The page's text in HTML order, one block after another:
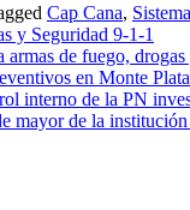
Cap Cana,
y Seguridad 9-1-1
armas de fuego,
en Monte Plata
interno de la PN
mayor de la